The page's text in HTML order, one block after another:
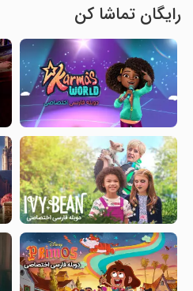
رایگان تماشا کن